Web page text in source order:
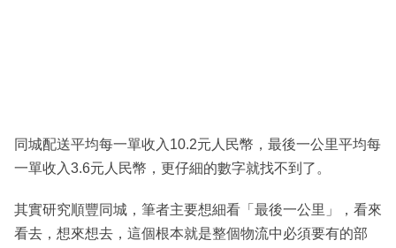
同城配送平均每一單收入10.2元人民幣，最後一公里平均每
一單收入3.6元人民幣，更仔細的數字就找不到了。
其實研究順豐同城，筆者主要想細看「最後一公里」，看來
看去，想來想去，這個根本就是整個物流中必須要有的部